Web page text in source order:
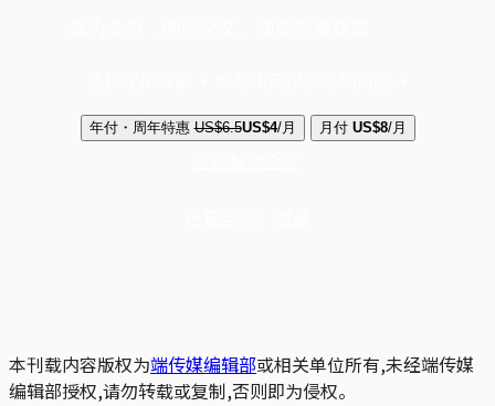
年付・周年特惠 US$6.5US$4/月 月付 US$8/月
本刊载内容版权为端传媒编辑部或相关单位所有,未经端传媒
编辑部授权,请勿转载或复制,否则即为侵权。